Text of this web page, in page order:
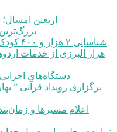
اربعین
شناسایی ۲ هزار و ۴۰۰ کودک دارای اختلالات بینایی در البرز
دستگاه‌های